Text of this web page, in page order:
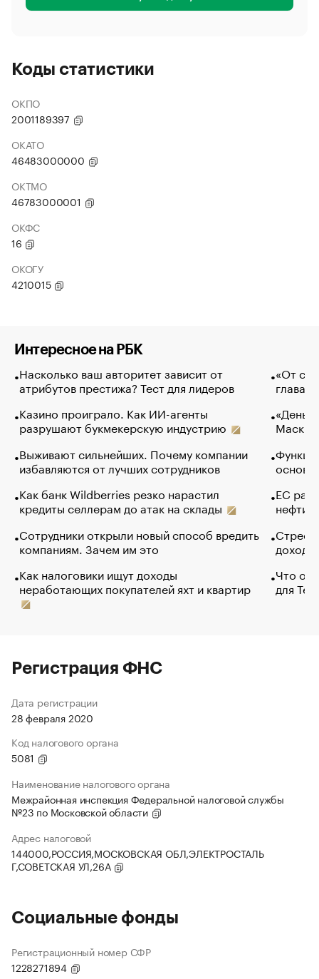
Коды статистики
ОКПО
2001189397
ОКАТО
46483000000
ОКТМО
46783000001
ОКФС
16
ОКОГУ
4210015
Интересное на РБК
Насколько ваш авторитет зависит от
атрибутов престижа? Тест для лидеров
Казино проиграло. Как ИИ-агенты
разрушают букмекерскую индустрию
Выживают сильнейших. Почему компании
избавляются от лучших сотрудников
Как банк Wildberries резко нарастил
кредиты селлерам до атак на склады
Сотрудники открыли новый способ вредить
компаниям. Зачем им это
Как налоговики ищут доходы
неработающих покупателей яхт и квартир
«От
глава
Маск в
основ
ЕС
нефти
Что
для
Регистрация ФНС
Дата регистрации
28 февраля 2020
Код налогового органа
5081
Наименование налогового органа
Межрайонная инспекция Федеральной налоговой службы
№23 по Московской области
Адрес налоговой
144000,РОССИЯ,МОСКОВСКАЯ ОБЛ,ЭЛЕКТРОСТАЛЬ
Г,СОВЕТСКАЯ УЛ,26А
Социальные фонды
Регистрационный номер СФР
1228271894